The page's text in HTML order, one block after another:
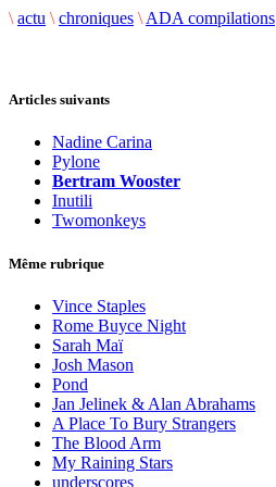
\ actu \ chroniques \ ADA compilations
Articles suivants
Nadine Carina
Pylone
Bertram Wooster
Inutili
Twomonkeys
Même rubrique
Vince Staples
Rome Buyce Night
Sarah Maï
Josh Mason
Pond
Jan Jelinek & Alan Abrahams
A Place To Bury Strangers
The Blood Arm
My Raining Stars
underscores